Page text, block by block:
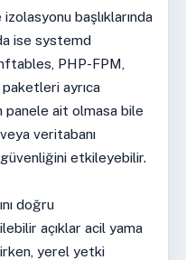
başlıklarında
ise systemd
PHP-FPM,
ayrıca
panele ait olmasa bile
veritabanı
güvenliğini etkileyebilir.
doğru
açıklar acil yama
yerel yetki